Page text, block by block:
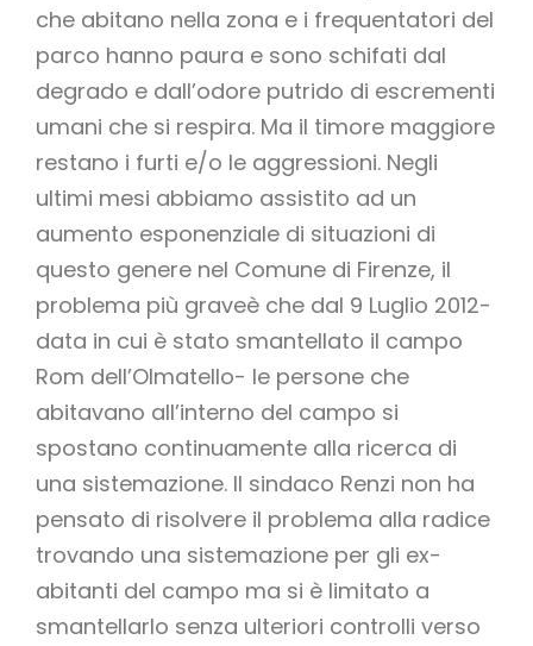
che abitano nella zona e i frequentatori del
parco hanno paura e sono schifati dal
degrado e dall’odore putrido di escrementi
umani che si respira. Ma il timore maggiore
restano i furti e/o le aggressioni. Negli
ultimi mesi abbiamo assistito ad un
aumento esponenziale di situazioni di
questo genere nel Comune di Firenze, il
problema più graveè che dal 9 Luglio 2012-
data in cui è stato smantellato il campo
Rom dell’Olmatello- le persone che
abitavano all’interno del campo si
spostano continuamente alla ricerca di
una sistemazione. Il sindaco Renzi non ha
pensato di risolvere il problema alla radice
trovando una sistemazione per gli ex-
abitanti del campo ma si è limitato a
smantellarlo senza ulteriori controlli verso